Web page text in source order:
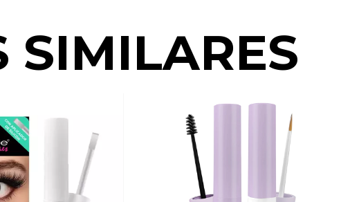
SIMILARES